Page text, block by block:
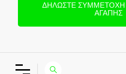
ΔΗΛΏΣΤΕ
ΑΓΆΠΗΣ